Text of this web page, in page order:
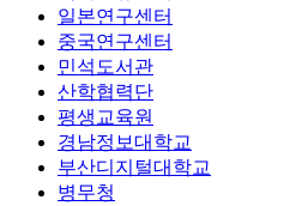
일본연구센터
중국연구센터
민석도서관
산학협력단
평생교육원
경남정보대학교
부산디지털대학교
병무청